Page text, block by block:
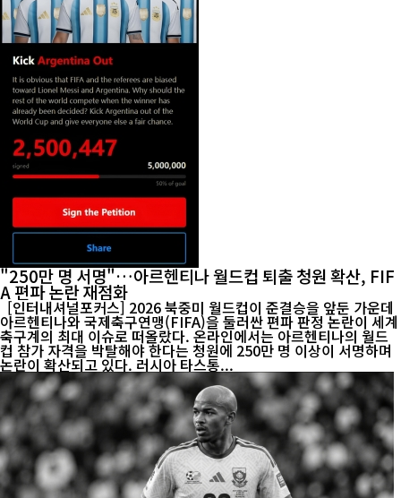
"250만 명 서명"…아르헨티나 월드컵 퇴출 청원 확산, FIF
A 편파 논란 재점화
[인터내셔널포커스] 2026 북중미 월드컵이 준결승을 앞둔 가운데
아르헨티나와 국제축구연맹(FIFA)을 둘러싼 편파 판정 논란이 세계
축구계의 최대 이슈로 떠올랐다. 온라인에서는 아르헨티나의 월드
컵 참가 자격을 박탈해야 한다는 청원에 250만 명 이상이 서명하며
논란이 확산되고 있다. 러시아 타스통...